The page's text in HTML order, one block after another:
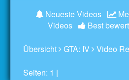
Neueste Videos
Videos
Best
Übersicht GTA: IV Video
Seiten: 1 |